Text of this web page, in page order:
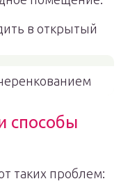
в открытый
способы
таких проблем: